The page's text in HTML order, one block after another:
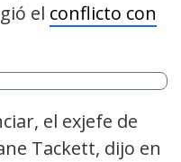
el conflicto con
el exjefe de
Tackett, dijo en